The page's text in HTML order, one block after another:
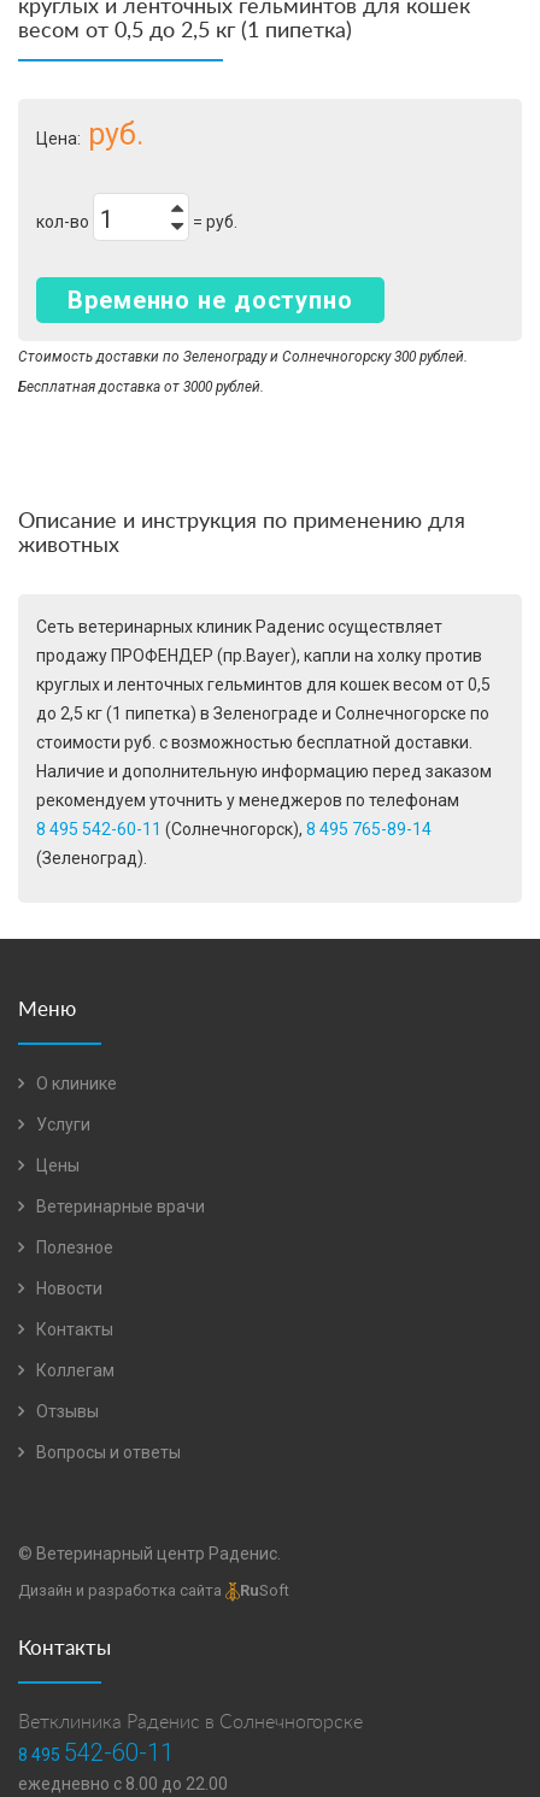
круглых и ленточных гельминтов для кошек
весом от 0,5 до 2,5 кг (1 пипетка)
Цена: руб.
кол-во = руб.
Временно не доступно
Стоимость доставки по Зеленограду и Солнечногорску 300 рублей.
Бесплатная доставка от 3000 рублей.
Описание и инструкция по применению для
животных
Сеть ветеринарных клиник Раденис осуществляет
продажу ПРОФЕНДЕР (пр.Bayer), капли на холку против
круглых и ленточных гельминтов для кошек весом от 0,5
до 2,5 кг (1 пипетка) в Зеленограде и Солнечногорске по
стоимости руб. с возможностью бесплатной доставки.
Наличие и дополнительную информацию перед заказом
рекомендуем уточнить у менеджеров по телефонам
8 495 542-60-11 (Солнечногорск), 8 495 765-89-14
(Зеленоград).
Меню
О клинике
Услуги
Цены
Ветеринарные врачи
Полезное
Новости
Контакты
Коллегам
Отзывы
Вопросы и ответы
© Ветеринарный центр Раденис.
Дизайн и разработка сайта RuSoft
Контакты
Ветклиника Раденис в Солнечногорске
8 495 542-60-11
ежедневно с 8.00 до 22.00